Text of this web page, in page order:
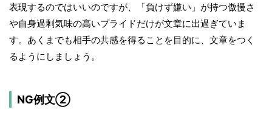
表現するのではいいのですが、「負けず嫌い」が持つ傲慢さ
や自身過剰気味の高いプライドだけが文章に出過ぎていま
す。あくまでも相手の共感を得ることを目的に、文章をつく
るようにしましょう。
NG例文②